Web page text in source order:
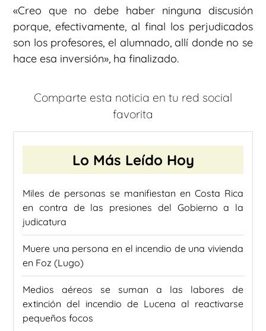
«Creo que no debe haber ninguna discusión
porque, efectivamente, al final los perjudicados
son los profesores, el alumnado, allí donde no se
hace esa inversión», ha finalizado.
Comparte esta noticia en tu red social
favorita
Lo Más Leído Hoy
Miles de personas se manifiestan en Costa Rica
en contra de las presiones del Gobierno a la
judicatura
Muere una persona en el incendio de una vivienda
en Foz (Lugo)
Medios aéreos se suman a las labores de
extinción del incendio de Lucena al reactivarse
pequeños focos